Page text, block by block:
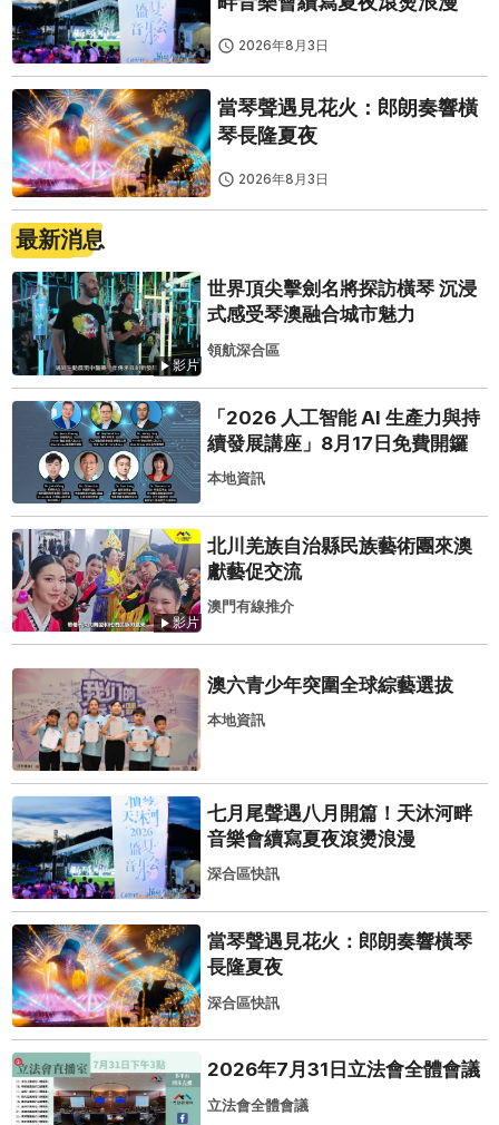
2026年8月3日
當琴聲遇見花火：郎朗奏響橫
琴長隆夏夜
2026年8月3日
最新消息
影片
世界頂尖擊劍名將探訪橫琴 沉浸
式感受琴澳融合城市魅力
領航深合區
「2026 人工智能 AI 生產力與持
續發展講座」8月17日免費開鑼
本地資訊
影片
北川羌族自治縣民族藝術團來澳
獻藝促交流
澳門有線推介
澳六青少年突圍全球綜藝選拔
本地資訊
七月尾聲遇八月開篇！天沐河畔
音樂會續寫夏夜滾燙浪漫
深合區快訊
當琴聲遇見花火：郎朗奏響橫琴
長隆夏夜
深合區快訊
2026年7月31日立法會全體會議
立法會全體會議